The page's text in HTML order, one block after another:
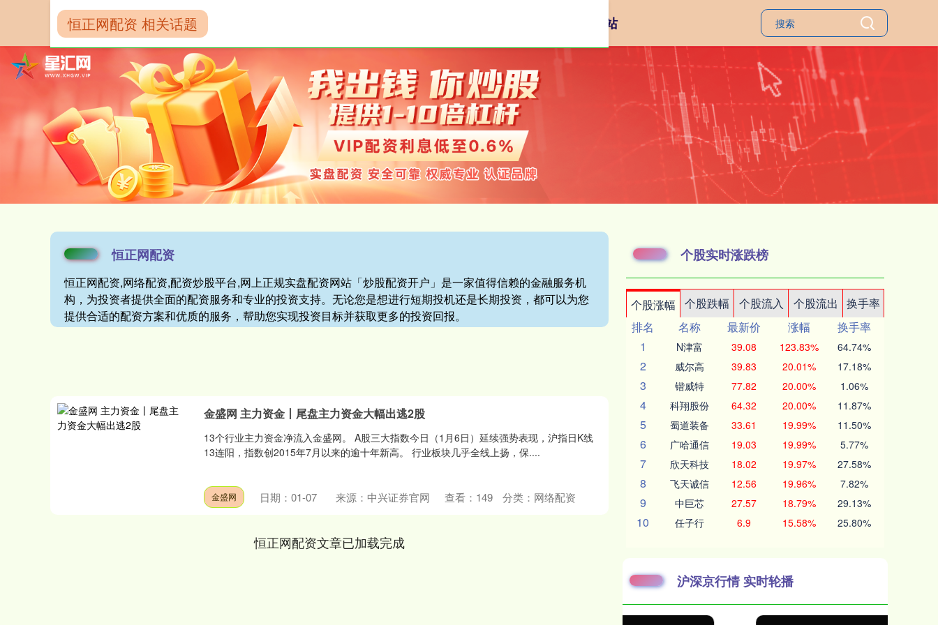
网上正规实盘配资网站
恒正网配资
恒正网配资,网络配资,配资炒股平台,网上正规实盘配资网站「炒股配资开户」是一家值得信赖的金融服务机
构，为投资者提供全面的配资服务和专业的投资支持。无论您是想进行短期投机还是长期投资，都可以为您
提供合适的配资方案和优质的服务，帮助您实现投资目标并获取更多的投资回报。
恒正网配资 相关话题
金盛网 主力资金丨尾盘主力资金大幅出逃2股
13个行业主力资金净流入金盛网。 A股三大指数今日（1月6日）延续强势表现，沪指日K线
13连阳，指数创2015年7月以来的逾十年新高。 行业板块几乎全线上扬，保....
金盛网 日期：01-07 来源：中兴证券官网 查看： 149 分类： 网络配资
恒正网配资文章已加载完成
个股实时涨跌榜
个股涨幅 个股跌幅 个股流入 个股流出
换手率
排名
名称 最新价 涨幅
换手率
1
N津富 39.08 123.83% 64.74%
2 威尔高 39.83 20.01% 17.18%
3 锴威特 77.82 20.00% 1.06%
4 科翔股份 64.32 20.00% 11.87%
5 蜀道装备 33.61 19.99% 11.50%
6 广哈通信 19.03 19.99% 5.77%
7 欣天科技 18.02 19.97% 27.58%
8 飞天诚信 12.56 19.96% 7.82%
9 中巨芯 27.57 18.79% 29.13%
10 任子行 6.9 15.58% 25.80%
沪深京行情 实时轮播